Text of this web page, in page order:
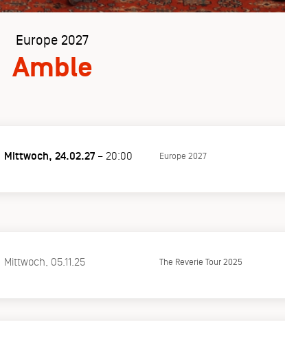
Europe 2027
Amble
Mittwoch, 24.02.27 – 20:00 Europe 2027
Mittwoch, 05.11.25 The Reverie Tour 2025